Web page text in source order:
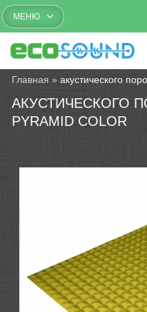
МЕНЮ
Главная »акустического
АКУСТИЧЕСКОГО
PYRAMID COLOR